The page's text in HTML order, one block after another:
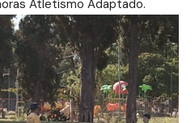
Atletismo Adaptado.